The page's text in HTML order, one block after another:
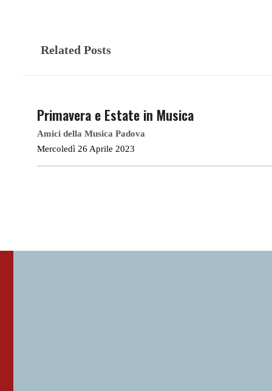
Related Posts
Primavera e Estate in Musica
Amici della Musica Padova
Mercoledì 26 Aprile 2023